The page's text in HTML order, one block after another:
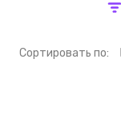
Cортировать по: